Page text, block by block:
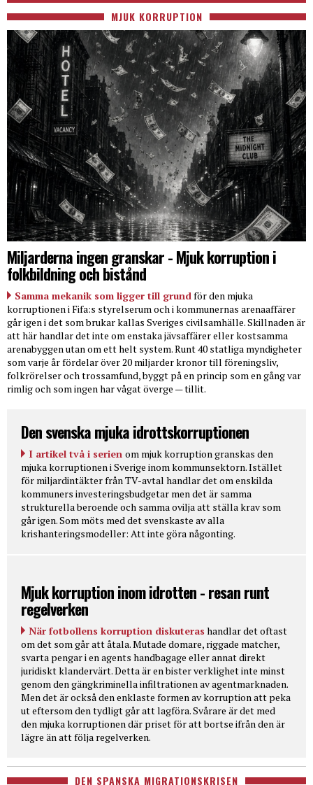
MJUK KORRUPTION
Miljarderna ingen granskar - Mjuk korruption i
folkbildning och bistånd
Samma mekanik som ligger till grund för den mjuka
korruptionen i Fifa:s styrelserum och i kommunernas arenaaffärer
går igen i det som brukar kallas Sveriges civilsamhälle. Skillnaden är
att här handlar det inte om enstaka jävsaffärer eller kostsamma
arenabyggen utan om ett helt system. Runt 40 statliga myndigheter
som varje år fördelar över 20 miljarder kronor till föreningsliv,
folkrörelser och trossamfund, byggt på en princip som en gång var
rimlig och som ingen har vågat överge — tillit.
Den svenska mjuka idrottskorruptionen
I artikel två i serien om mjuk korruption granskas den
mjuka korruptionen i Sverige inom kommunsektorn. Istället
för miljardintäkter från TV-avtal handlar det om enskilda
kommuners investeringsbudgetar men det är samma
strukturella beroende och samma ovilja att ställa krav som
går igen. Som möts med det svenskaste av alla
krishanteringsmodeller: Att inte göra någonting.
Mjuk korruption inom idrotten - resan runt
regelverken
När fotbollens korruption diskuteras handlar det oftast
om det som går att åtala. Mutade domare, riggade matcher,
svarta pengar i en agents handbagage eller annat direkt
juridiskt klandervärt. Detta är en bister verklighet inte minst
genom den gängkriminella infiltrationen av agentmarknaden.
Men det är också den enklaste formen av korruption att peka
ut eftersom den tydligt går att lagföra. Svårare är det med
den mjuka korruptionen där priset för att bortse ifrån den är
lägre än att följa regelverken.
DEN SPANSKA MIGRATIONSKRISEN